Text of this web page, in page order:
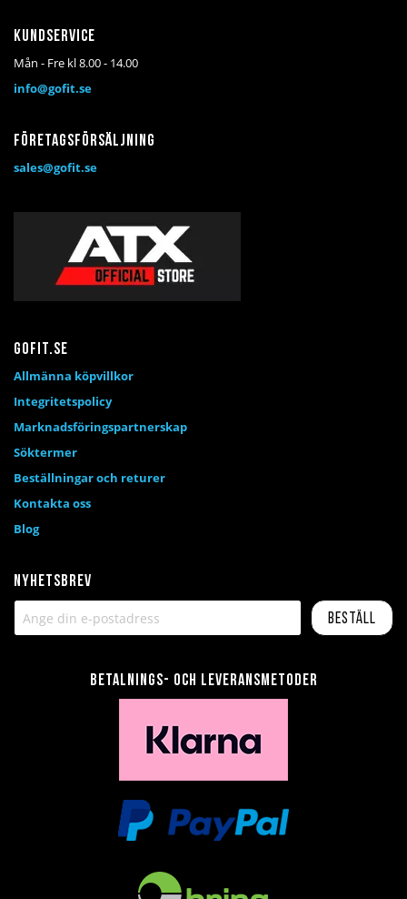
Nyhetsbrev
Beställ
Kundservice
Mån - Fre kl 8.00 - 14.00
info@gofit.se
Företagsförsäljning
sales@gofit.se
Betalnings- och leveransmetoder
Gofit.se
Allmänna köpvillkor
Integritetspolicy
Marknadsföringspartnerskap
Söktermer
Beställningar och returer
Kontakta oss
Blog